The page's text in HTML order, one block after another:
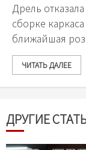
Дрель
сборке
ближайшая
ЧИТАТЬ ДАЛЕЕ
ДРУГИЕ